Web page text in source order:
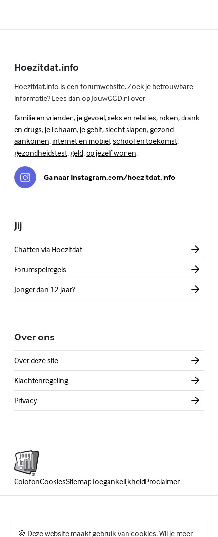
Hoezitdat.info
Hoezitdat.info is een forumwebsite. Zoek je betrouwbare
informatie? Lees dan op JouwGGD.nl over
familie en vrienden, je gevoel,seks en relaties, roken, drank
en drugs, je lichaam, je gebit,slecht slapen, gezond
aankomen, internet en mobiel,school en toekomst,
gezondheidstest, geld,op jezelf wonen.
Ga naar Instagram.com/hoezitdat.info
Jij
Chatten via Hoezitdat
Forumspelregels
Jonger dan 12 jaar?
Over ons
Over deze site
Klachtenregeling
Privacy
ColofonCookiesSitemapToegankelijkheidProclaimer
🍪 Deze website maakt gebruik van cookies. Wil je meer